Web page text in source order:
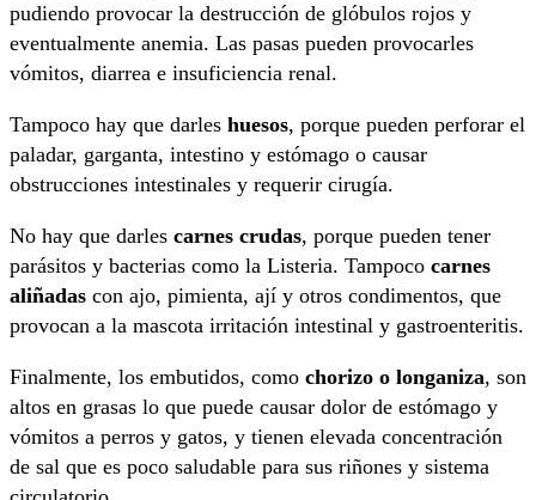
pudiendo provocar la destrucción de glóbulos rojos y
eventualmente anemia. Las pasas pueden provocarles
vómitos, diarrea e insuficiencia renal.
Tampoco hay que darles huesos, porque pueden perforar el
paladar, garganta, intestino y estómago o causar
obstrucciones intestinales y requerir cirugía.
No hay que darles carnes crudas, porque pueden tener
parásitos y bacterias como la Listeria. Tampoco carnes
aliñadas con ajo, pimienta, ají y otros condimentos, que
provocan a la mascota irritación intestinal y gastroenteritis.
Finalmente, los embutidos, como chorizo o longaniza, son
altos en grasas lo que puede causar dolor de estómago y
vómitos a perros y gatos, y tienen elevada concentración
de sal que es poco saludable para sus riñones y sistema